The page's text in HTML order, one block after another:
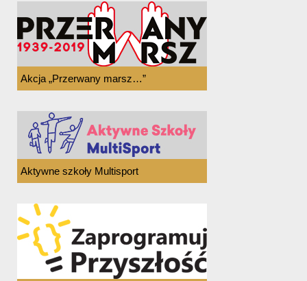
Akcja „Przerwany marsz…”
Aktywne szkoły Multisport